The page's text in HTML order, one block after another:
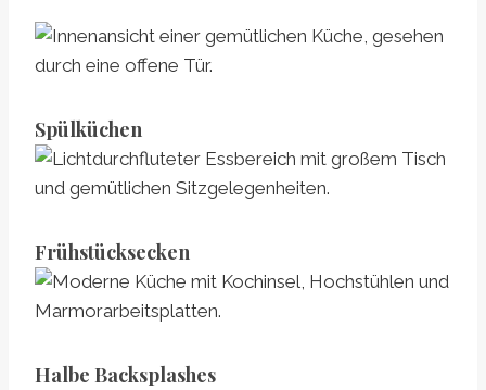
Spülküchen
Frühstücksecken
Halbe Backsplashes